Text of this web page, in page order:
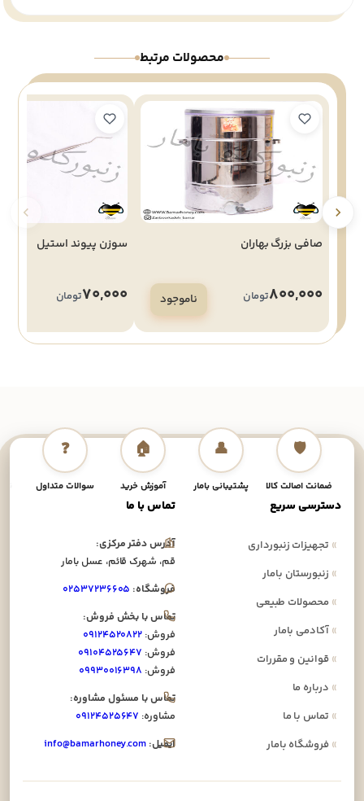
محصولات مرتبط
صافی بزرگ بهاران
800,000تومان ناموجود
سوزن پیوند استیل
70,000تومان
🛡️
ضمانت اصالت کالا
👤
پشتیبانی بامار
🏠
آموزش خرید
❓
سوالات متداول
دسترسی سریع
»تجهیزات زنبورداری
»زنبورستان بامار
»محصولات طبیعی
»آکادمی بامار
»قوانین و مقررات
»درباره ما
»تماس با ما
»فروشگاه بامار
تماس با ما
آدرس دفتر مرکزی:
قم، شهرک قائم، عسل بامار
فروشگاه: ۰۲۵۳۷۲۳۶۶۰۵
تماس با بخش فروش:
فروش: ۰۹۱۲۴۵۲۰۸۲۲
فروش: ۰۹۱۰۴۵۲۵۶۴۷
فروش: ۰۹۹۳۰۰۱۶۳۹۸
تماس با مسئول مشاوره:
مشاوره: ۰۹۱۲۴۵۲۵۶۴۷
ایمیل: info@bamarhoney.com